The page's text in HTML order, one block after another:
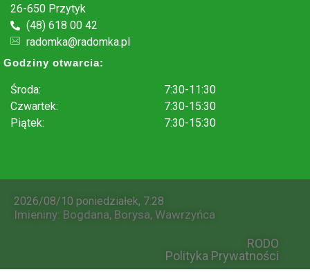
26-650 Przytyk
(48) 618 00 42
radomka@radomka.pl
Godziny otwarcia:
Środa:
Czwartek:
Piątek:
7:30-11:30
7:30-15:30
7:30-15:30
2026/08/10 poniedziałek, 7:28
Imieniny: Bogdana, Borysa, Wawrzyńca
RODO
Polityka Prywatności